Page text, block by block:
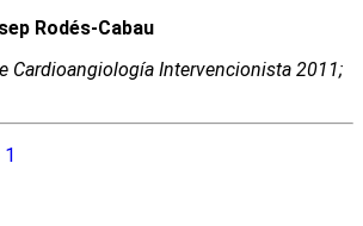
Rodés-Cabau
Cardioangiologí­a Intervencionista 2011;